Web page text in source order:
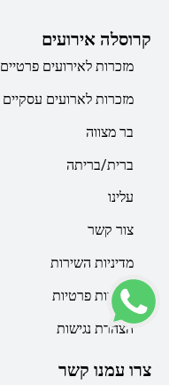
קרוסלה אירועים
מזכרות לאירועים פרטיים
מזכרות לארועים עסקיים
בר מצווה
ברית/בריתה
עלינו
צור קשר
מדיניות השירות
מדיניות פרטיות
הצהרת נגישות
צרו עמנו קשר